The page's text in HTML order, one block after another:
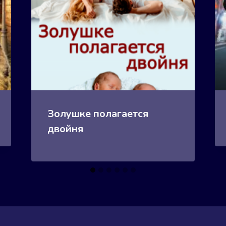
Золушке полагается
двойня